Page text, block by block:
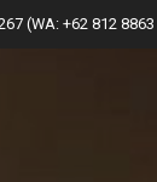
(WA: +62 812